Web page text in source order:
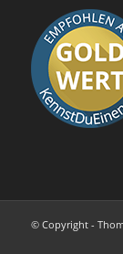
© Copyright -